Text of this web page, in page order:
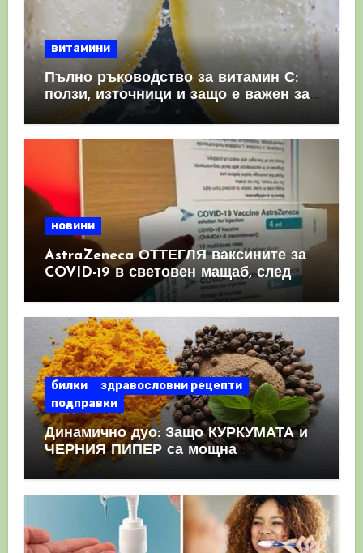
витамини
Пълно ръководство за витамин С:
ползи, източници и защо е важен за
имунната система
новини
AstraZeneca ОТТЕГЛЯ ваксините за
COVID-19 в световен мащаб, след
като призна, че те причиняват
КРЪВНИ съсиреци
билки
здравословни рецепти
подправки
Динамично дуо: Защо КУРКУМАТА и
ЧЕРНИЯ ПИПЕР са мощна
комбинация